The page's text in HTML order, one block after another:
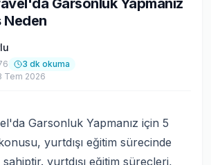
Garsonluk Yapmanız
Neden
3 dk okuma
Tem 2026
Garsonluk Yapmanız için 5
yurtdışı eğitim sürecinde
yurtdışı eğitim süreçleri,